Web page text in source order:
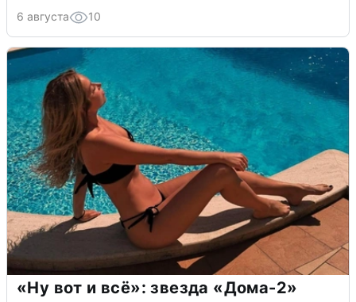
6 августа 10
«Ну вот и всё»: звезда «Дома-2»